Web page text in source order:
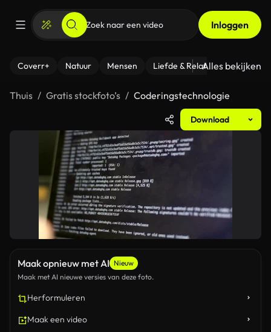
Inloggen
Coverr+ Natuur Mensen Liefde & Relaties - Fitness
Alles bekijken
Thuis Gratis stockfoto’s Coderingstechnologie
Download
Maak opnieuw met AI Nieuw
Maak met AI nieuwe versies van deze foto.
Herformuleren
Maak een video